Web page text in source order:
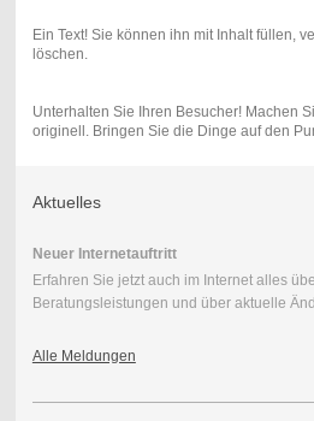
Ein Text! Sie können ihn mit Inhalt füllen,
löschen.
Unterhalten Sie Ihren Besucher! Machen
originell. Bringen Sie die Dinge auf den
Aktuelles
Neuer Internetauftritt
Erfahren Sie jetzt auch im Internet alles
Beratungsleistungen und über aktuelle
Alle Meldungen